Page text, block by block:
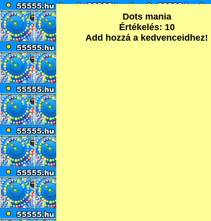
Dots mania
Értékelés: 10
Add hozzá a kedvenceidhez!